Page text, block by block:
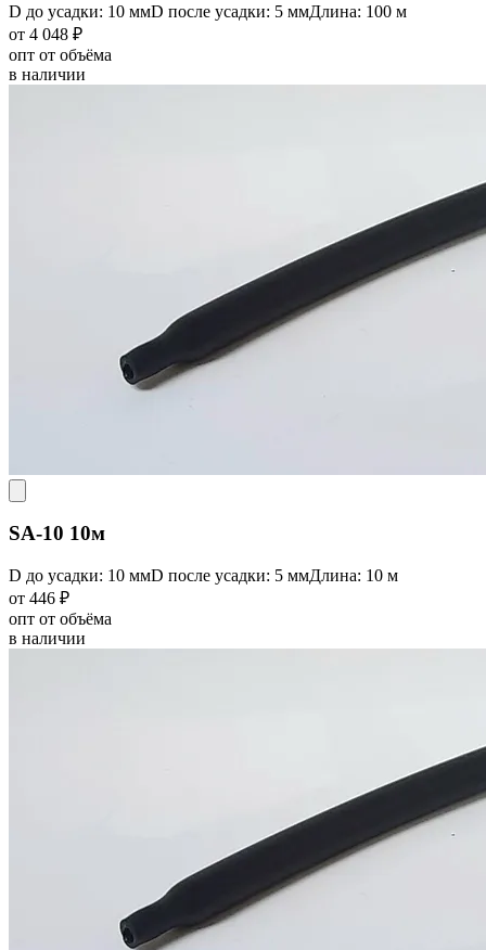
D до усадки: 10 ммD после усадки: 5 ммДлина: 100 м
от 4 048 ₽
опт от объёма
в наличии
SA-10 10м
D до усадки: 10 ммD после усадки: 5 ммДлина: 10 м
от 446 ₽
опт от объёма
в наличии